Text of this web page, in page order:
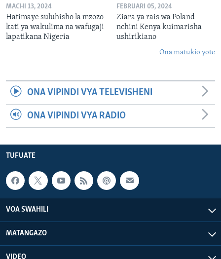
MACHI 13, 2024
Hatimaye suluhisho la mzozo
kati ya wakulima na wafugaji
lapatikana Nigeria
FEBRUARI 05, 2024
Ziara ya rais wa Poland
nchini Kenya kuimarisha
ushirikiano
Ona matukio yote
ONA VIPINDI VYA TELEVISHENI
ONA VIPINDI VYA RADIO
TUFUATE
VOA SWAHILI
MATANGAZO
VIDEO